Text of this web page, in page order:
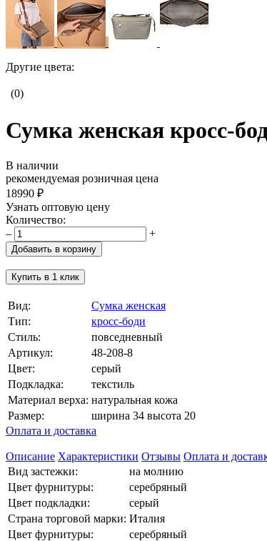
Другие цвета:
(0)
Сумка женская кросс-
В наличии
рекомендуемая розничная цена
18990 ₽
Узнать оптовую цену
Количество:
–
+
Добавить в корзину
Купить в 1 клик
Вид:
Сумка женская
Тип:
кросс-боди
Стиль:
повседневный
Артикул:
48-208-8
Цвет:
серый
Подкладка:
текстиль
Материал верха: натуральная кожа
Размер:
ширина 34 высота 20
Оплата и доставка
Описание Характеристики Отзывы Оплата и
Вид застежки:
на молнию
Цвет фурнитуры:
серебряный
Цвет подкладки:
серый
Страна торговой марки: Италия
Цвет фурнитуры:
серебряный